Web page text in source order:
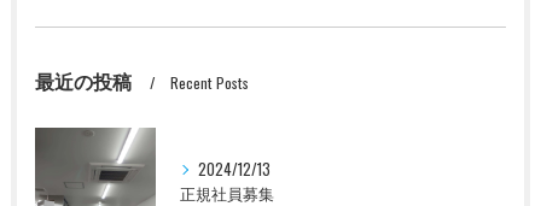
最近の投稿 Recent Posts
2024/12/13
正規社員募集